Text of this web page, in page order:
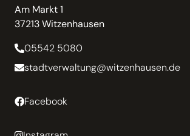
Am Markt 1
37213 Witzenhausen
05542 5080
stadtverwaltung@witzenhausen.de
Facebook